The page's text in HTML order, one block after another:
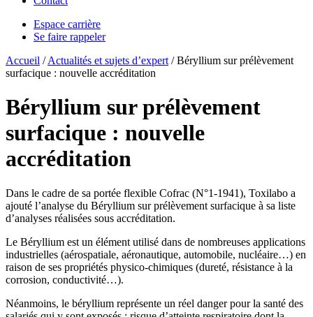
Espace carrière
Se faire rappeler
Accueil /Actualités et sujets d’expert /Béryllium sur prélèvement
surfacique : nouvelle accréditation
Béryllium sur prélèvement
surfacique : nouvelle
accréditation
Dans le cadre de sa portée flexible Cofrac (N°1-1941), Toxilabo a
ajouté l’analyse du Béryllium sur prélèvement surfacique à sa liste
d’analyses réalisées sous accréditation.
Le Béryllium est un élément utilisé dans de nombreuses applications
industrielles (aérospatiale, aéronautique, automobile, nucléaire…) en
raison de ses propriétés physico-chimiques (dureté, résistance à la
corrosion, conductivité…).
Néanmoins, le béryllium représente un réel danger pour la santé des